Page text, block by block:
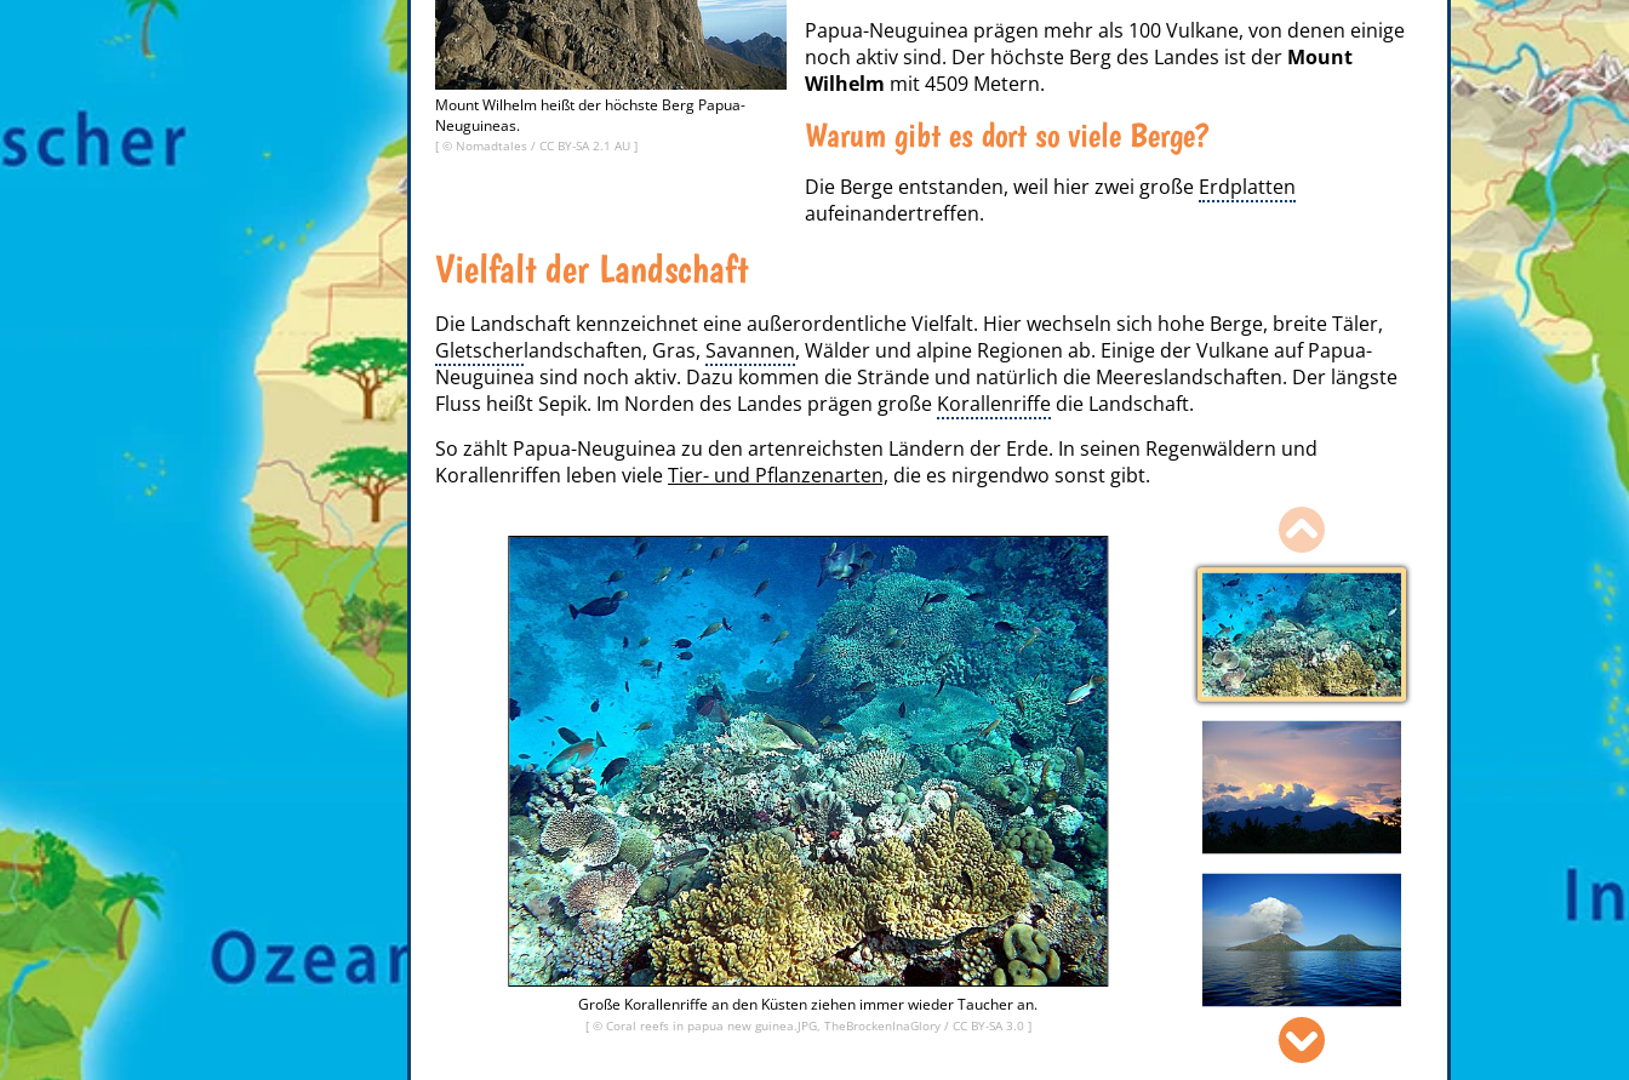
Mount Wilhelm heißt der höchste Berg Papua-
Neuguineas.
[ © Nomadtales / CC BY-SA 2.1 AU ]
Papua-Neuguinea prägen mehr als 100 Vulkane, von denen einige
noch aktiv sind. Der höchste Berg des Landes ist der Mount
Wilhelm mit 4509 Metern.
Warum gibt es dort so viele Berge?
Die Berge entstanden, weil hier zwei große Erdplatten
aufeinandertreffen.
Vielfalt der Landschaft
Die Landschaft kennzeichnet eine außerordentliche Vielfalt. Hier wechseln sich hohe Berge, breite Täler,
Gletscherlandschaften, Gras, Savannen, Wälder und alpine Regionen ab. Einige der Vulkane auf Papua-
Neuguinea sind noch aktiv. Dazu kommen die Strände und natürlich die Meereslandschaften. Der längste
Fluss heißt Sepik. Im Norden des Landes prägen große Korallenriffedie Landschaft.
So zählt Papua-Neuguinea zu den artenreichsten Ländern der Erde. In seinen Regenwäldern und
Korallenriffen leben vieleTier- und Pflanzenarten, die es nirgendwo sonst gibt.
Große Korallenriffe an den Küsten ziehen immer wieder Taucher an.
[ © Coral reefs in papua new guinea.JPG, TheBrockenInaGlory / CC BY-SA 3.0 ]